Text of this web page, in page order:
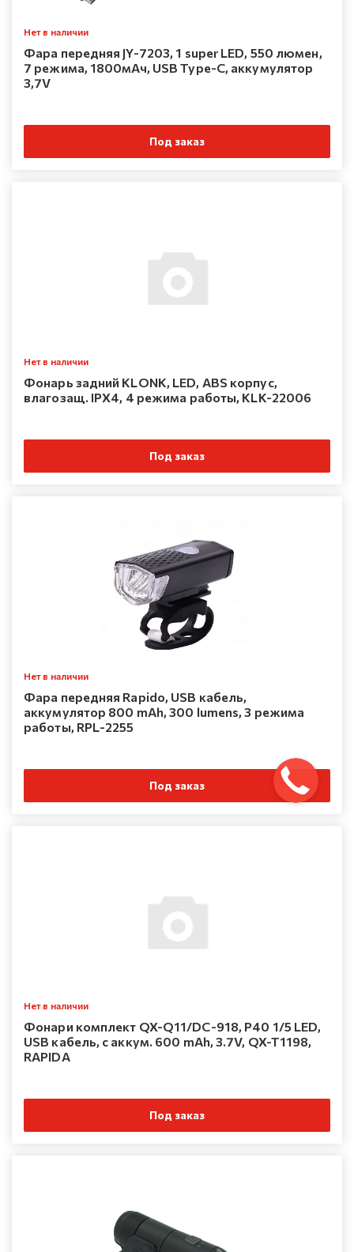
Нет в наличии
Фара передняя JY-7203, 1 super LED, 550 люмен,
7 режима, 1800мАч, USB Type-C, аккумулятор
3,7V
Под заказ
Нет в наличии
Фонарь задний KLONK, LED, ABS корпус,
влагозащ. IPX4, 4 режима работы, KLK-22006
Под заказ
Нет в наличии
Фара передняя Rapido, USB кабель,
аккумулятор 800 mAh, 300 lumens, 3 режима
работы, RPL-2255
Под заказ
Нет в наличии
Фонари комплект QX-Q11/DC-918, P40 1/5 LED,
USB кабель, с аккум. 600 mAh, 3.7V, QX-T1198,
RAPIDA
Под заказ